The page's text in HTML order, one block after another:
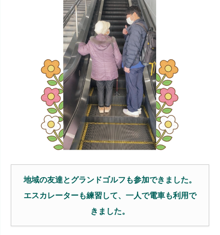
地域の友達とグランドゴルフも参加できました。
エスカレーターも練習して、一人で電車も利用で
きました。